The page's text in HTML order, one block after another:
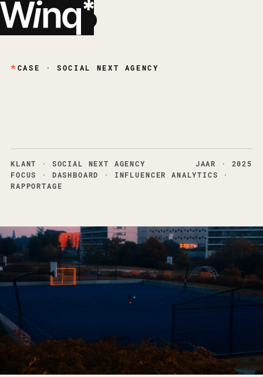
EN
CASE · SOCIAL NEXT AGENCY
KLANT · SOCIAL NEXT AGENCY JAAR
· 2025
FOCUS
· DASHBOARD · INFLUENCER ANALYTICS ·
RAPPORTAGE